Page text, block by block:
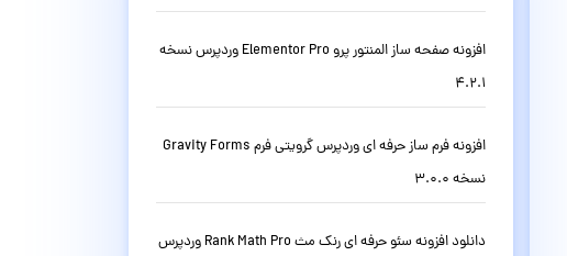
افزونه صفحه ساز المنتور پرو Elementor Pro وردپرس نسخه
4.2.1
افزونه فرم ساز حرفه ای وردپرس گرویتی فرم Gravity Forms
نسخه 3.0.0
دانلود افزونه سئو حرفه ای رنک مث Rank Math Pro وردپرس